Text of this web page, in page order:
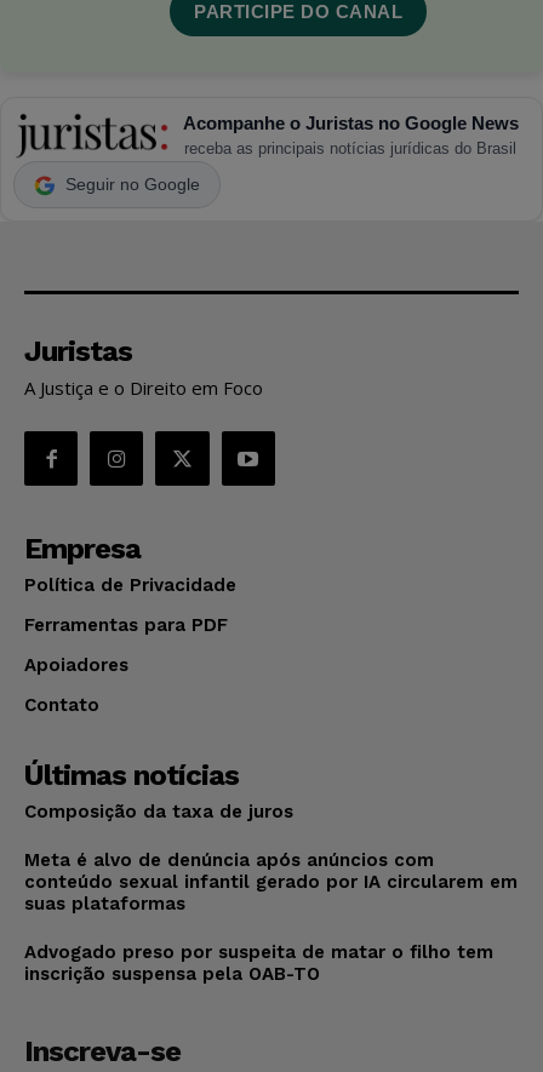
PARTICIPE DO CANAL
Acompanhe o Juristas no Google News
receba as principais notícias jurídicas do Brasil
Seguir no Google
Juristas
A Justiça e o Direito em Foco
Empresa
Política de Privacidade
Ferramentas para PDF
Apoiadores
Contato
Últimas notícias
Composição da taxa de juros
Meta é alvo de denúncia após anúncios com
conteúdo sexual infantil gerado por IA circularem em
suas plataformas
Advogado preso por suspeita de matar o filho tem
inscrição suspensa pela OAB-TO
Inscreva-se